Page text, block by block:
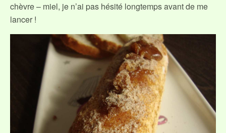
chèvre – miel, je n’ai pas hésité longtemps avant de me
lancer !